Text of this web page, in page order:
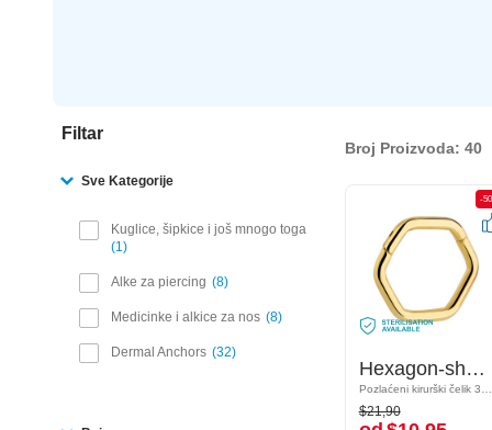
Filtar
Sve Kategorije
Kuglice, šipkice i još mnogo toga
1
Alke za piercing 8
Medicinke i alkice za nos 8
Dermal Anchors 32
Broj Proizvoda: 40
-50%
Hexagon-shaped piercing clicker (surgical steel, gold, shiny finish)
Pozlaćeni kirurški čelik 316L
$21,90
od$10,95
-
Hexagon-shaped piercing clicker (surgical steel, gold, shiny finish)
Pozlaćeni kirurški čelik 316L
$21,90